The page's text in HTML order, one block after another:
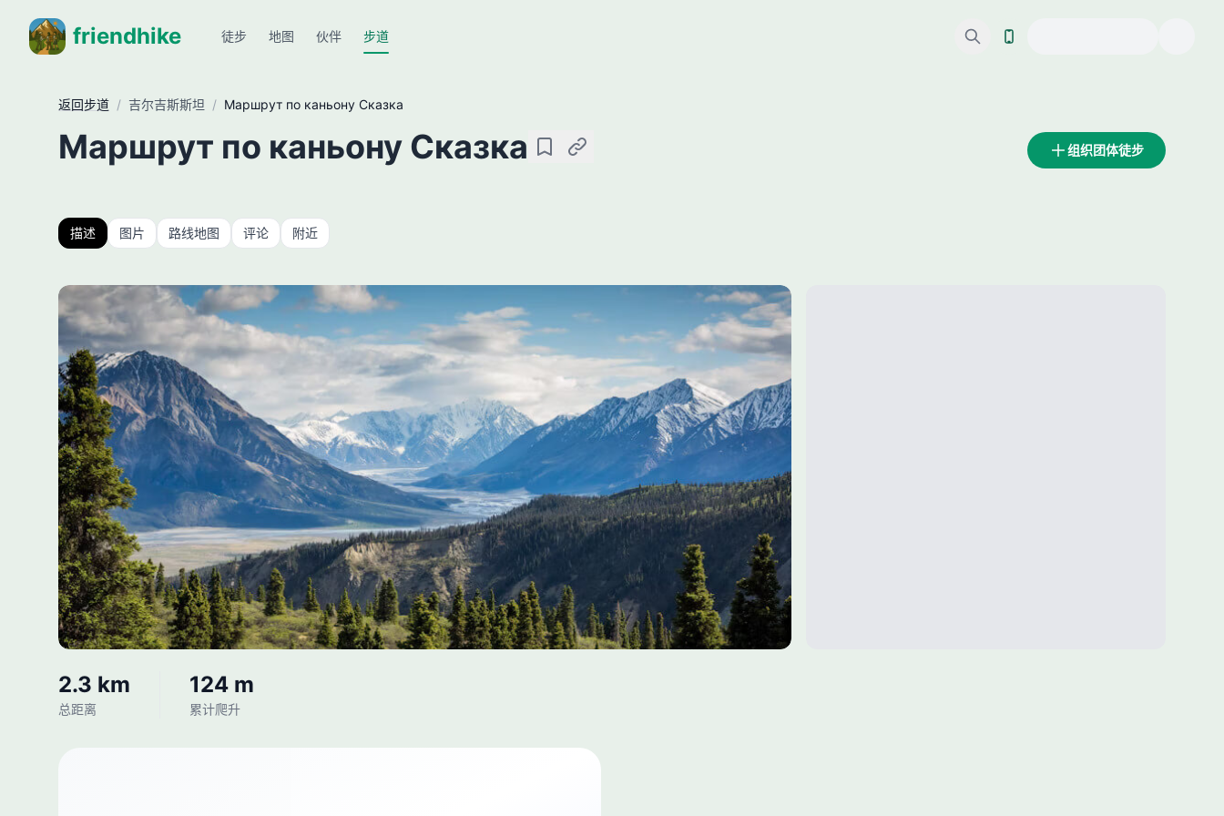
friendhike 徒步 地图 伙伴 步道
返回步道 / 吉尔吉斯斯坦 / Маршрут по каньону Сказка
Маршрут по каньону Сказка 收藏 复制链接 组织团体徒步
描述 图片 路线地图 评论 附近
2.3 km
总距离
124 m
累计爬升